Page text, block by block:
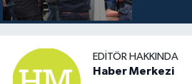
EDITÖR HAKKINDA
Haber Merkezi